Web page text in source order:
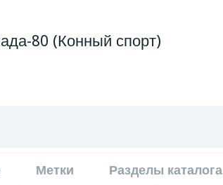
80 (Конный спорт)
Метки Разделы каталога